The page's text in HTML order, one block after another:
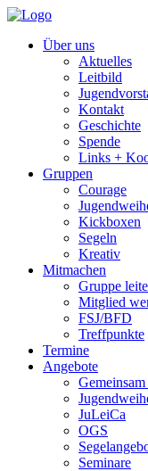
Über uns
Aktuelles
Leitbild
Kontakt
Geschichte
Spende
Links +
Gruppen
Courage
Kickboxen
Segeln
Kreativ
Mitmachen
Gruppe
Mitglied
FSJ/BFD
Treffpunkte
Termine
Angebote
JuLeiCa
OGS
Seminare